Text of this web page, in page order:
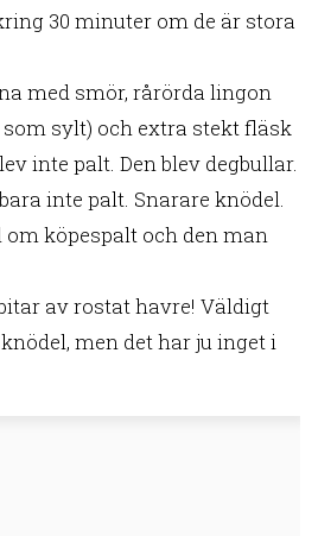
30 minuter om de är stora
med smör, rårörda lingon
som sylt) och extra stekt fläsk
inte palt. Den blev degbullar.
inte palt. Snarare knödel.
om köpespalt och den man
av rostat havre! Väldigt
men det har ju inget i